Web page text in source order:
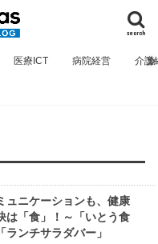
search
医療ICT 病院経営 介護
ュニケーションも、健康
は「食」！～「いとう食
ランチサラダバー」